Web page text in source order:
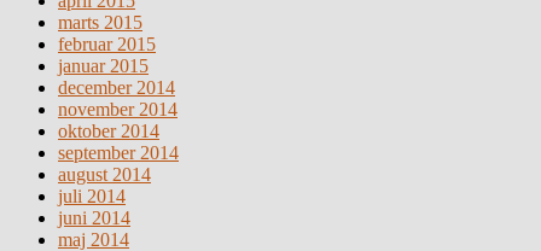
marts 2015
februar 2015
januar 2015
december 2014
november 2014
oktober 2014
september 2014
august 2014
juli 2014
juni 2014
maj 2014